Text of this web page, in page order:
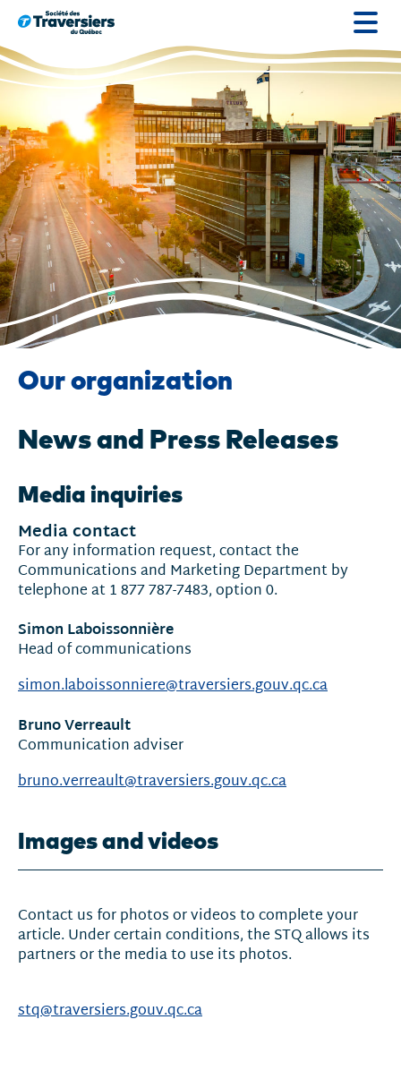
to
content
Our organization
News and Press Releases
Media inquiries
Media contact
For any information request, contact the
Communications and Marketing Department by
telephone at 1 877 787-7483, option 0.
Simon Laboissonnière
Head of communications
simon.laboissonniere@traversiers.gouv.qc.ca
Bruno Verreault
Communication adviser
bruno.verreault@traversiers.gouv.qc.ca
Images and videos
Contact us for photos or videos to complete your
article. Under certain conditions, the STQ allows its
partners or the media to use its photos.
stq@traversiers.gouv.qc.ca